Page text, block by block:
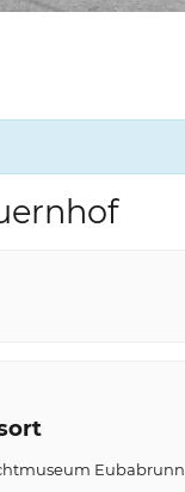
Eubabrunn